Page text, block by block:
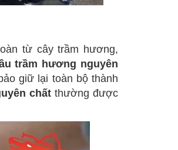
từ cây trầm hương,
trầm hương nguyên
giữ lại toàn bộ thành
chấtthường được